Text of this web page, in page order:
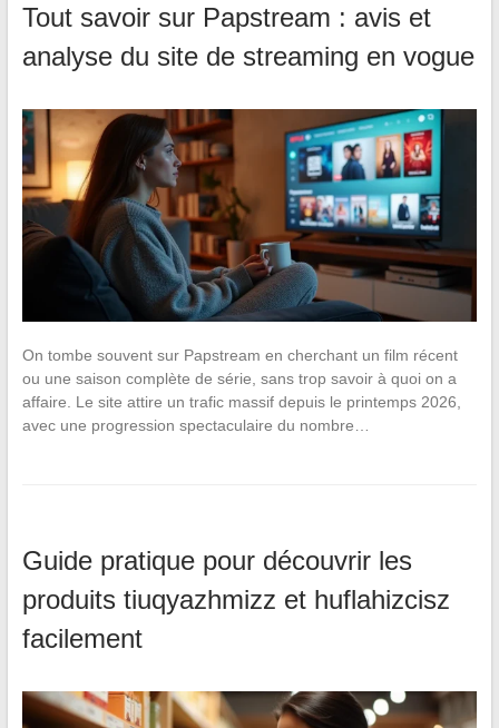
Tout savoir sur Papstream : avis et
analyse du site de streaming en vogue
On tombe souvent sur Papstream en cherchant un film récent
ou une saison complète de série, sans trop savoir à quoi on a
affaire. Le site attire un trafic massif depuis le printemps 2026,
avec une progression spectaculaire du nombre…
Guide pratique pour découvrir les
produits tiuqyazhmizz et huflahizcisz
facilement